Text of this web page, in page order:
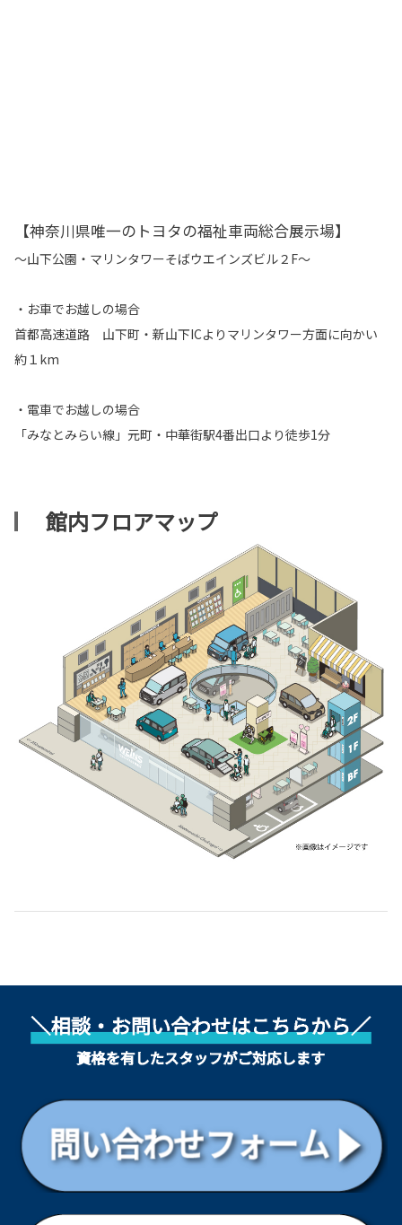
【神奈川県唯一のトヨタの福祉車両総合展示場】
～山下公園・マリンタワーそばウエインズビル２F～
・お車でお越しの場合
首都高速道路 山下町・新山下ICよりマリンタワー方面に向かい
約１km
・電車でお越しの場合
「みなとみらい線」元町・中華街駅4番出口より徒歩1分
館内フロアマップ